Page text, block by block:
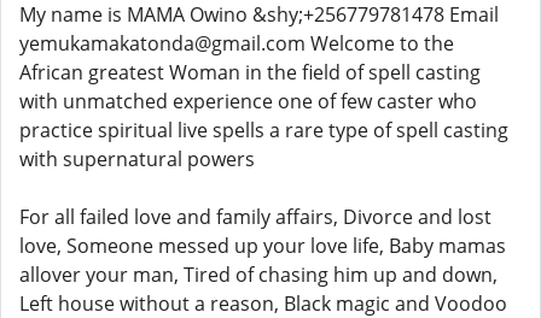
My name is MAMA Owino &shy;+256779781478 Email
yemukamakatonda@gmail.com Welcome to the
African greatest Woman in the field of spell casting
with unmatched experience one of few caster who
practice spiritual live spells a rare type of spell casting
with supernatural powers
For all failed love and family affairs, Divorce and lost
love, Someone messed up your love life, Baby mamas
allover your man, Tired of chasing him up and down,
Left house without a reason, Black magic and Voodoo